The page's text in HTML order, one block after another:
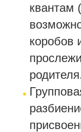
квантам
коробов